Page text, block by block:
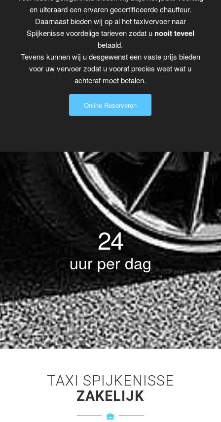
en uiteraard een ervaren gecertificeerde chauffeur.
Daarnaast bieden wij op al het taxivervoer naar
Spijkenisse voordelige tarieven zodat u nooit teveel
betaald.
Tevens kunnen wij u desgewenst een vaste prijs bieden
voor uw vervoer zodat u vooraf precies weet wat u
achteraf moet betalen.
Online Reserveren
24
uur per dag
TAXI SPIJKENISSE
ZAKELIJK